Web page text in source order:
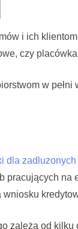
i ich
czy
w
dla
zależą od